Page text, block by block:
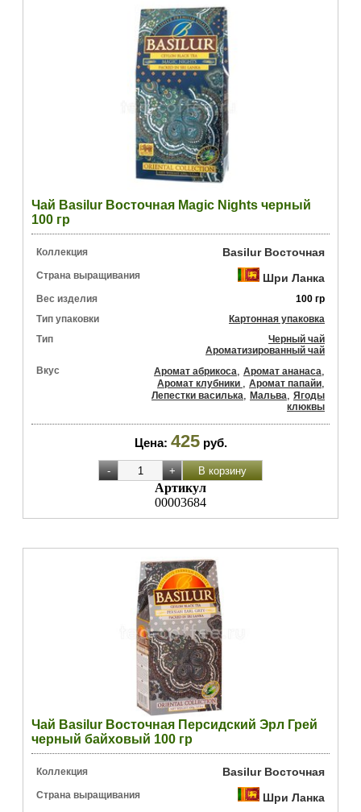
Чай Basilur Восточная Magic Nights черный
100 гр
Коллекция Basilur Восточная
Страна выращивания Шри Ланка
Вес изделия
100 гр
Тип упаковки
Картонная упаковка
Тип
Черный чай
Ароматизированный чай
Вкус
Аромат абрикоса, Аромат ананаса,
Аромат клубники , Аромат папайи,
Лепестки василька, Мальва, Ягоды
клюквы
Цена: 425 руб.
Артикул
00003684
Чай Basilur Восточная Персидский Эрл Грей
черный байховый 100 гр
Коллекция Basilur Восточная
Страна выращивания Шри Ланка